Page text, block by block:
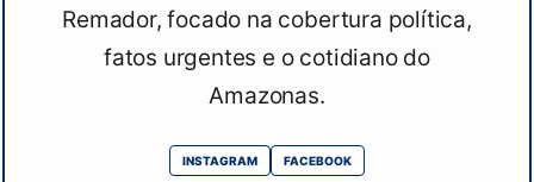
Remador, focado na cobertura política,
fatos urgentes e o cotidiano do
Amazonas.
INSTAGRAM FACEBOOK